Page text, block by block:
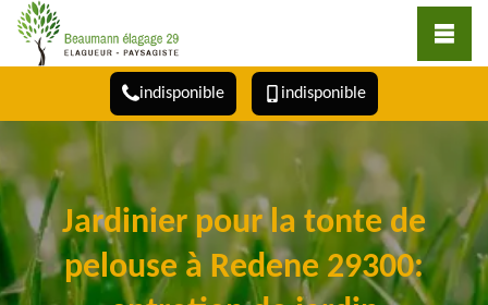
indisponible indisponible
Jardinier pour la tonte de
pelouse à Redene 29300: